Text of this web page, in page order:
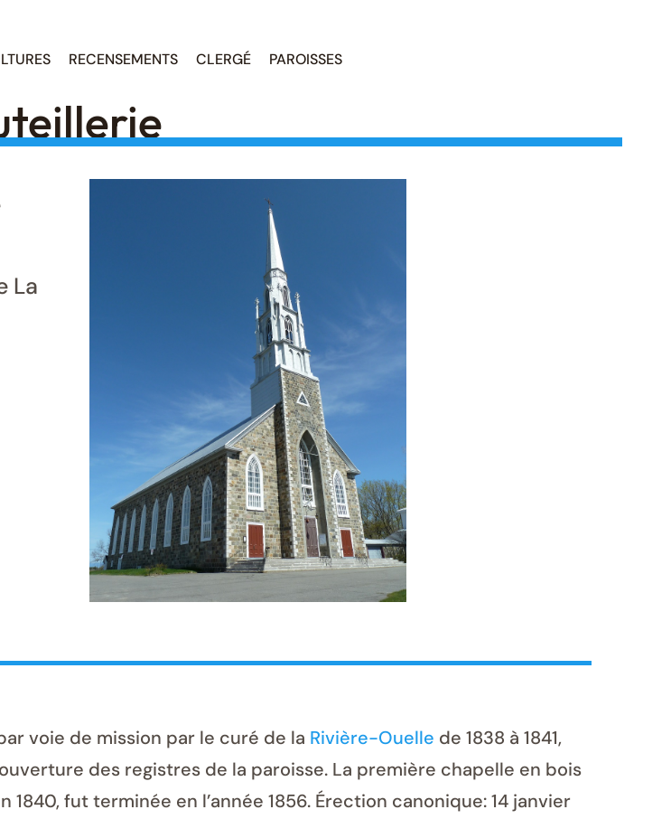
RECENSEMENTS CLERGÉ PAROISSES
La
voie de mission par le curé de la Rivière-Ouelle de 1838 à 1841,
des registres de la paroisse. La première chapelle en bois
fut terminée en l’année 1856. Érection canonique: 14 janvier